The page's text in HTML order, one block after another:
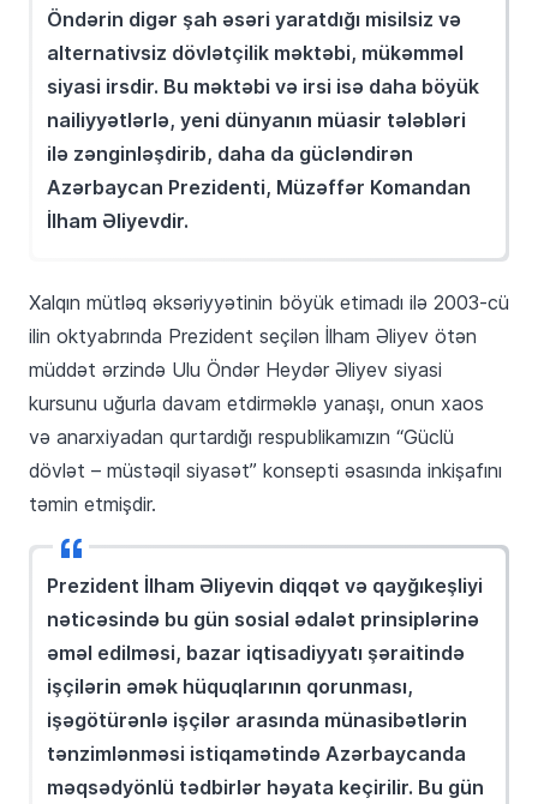
Öndərin digər şah əsəri yaratdığı misilsiz və
alternativsiz dövlətçilik məktəbi, mükəmməl
siyasi irsdir. Bu məktəbi və irsi isə daha böyük
nailiyyətlərlə, yeni dünyanın müasir tələbləri
ilə zənginləşdirib, daha da gücləndirən
Azərbaycan Prezidenti, Müzəffər Komandan
İlham Əliyevdir.
Xalqın mütləq əksəriyyətinin böyük etimadı ilə 2003-cü
ilin oktyabrında Prezident seçilən İlham Əliyev ötən
müddət ərzində Ulu Öndər Heydər Əliyev siyasi
kursunu uğurla davam etdirməklə yanaşı, onun xaos
və anarxiyadan qurtardığı respublikamızın “Güclü
dövlət – müstəqil siyasət” konsepti əsasında inkişafını
təmin etmişdir.
Prezident İlham Əliyevin diqqət və qayğıkeşliyi
nəticəsində bu gün sosial ədalət prinsiplərinə
əməl edilməsi, bazar iqtisadiyyatı şəraitində
işçilərin əmək hüquqlarının qorunması,
işəgötürənlə işçilər arasında münasibətlərin
tənzimlənməsi istiqamətində Azərbaycanda
məqsədyönlü tədbirlər həyata keçirilir. Bu gün